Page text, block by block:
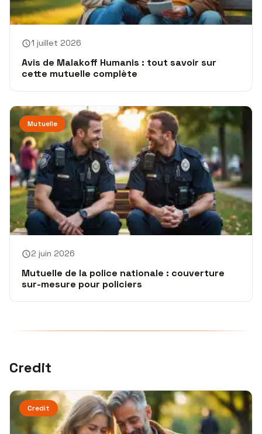
1 juillet 2026
Avis de Malakoff Humanis : tout savoir sur
cette mutuelle complète
Mutuelle
2 juin 2026
Mutuelle de la police nationale : couverture
sur-mesure pour policiers
Credit
Credit